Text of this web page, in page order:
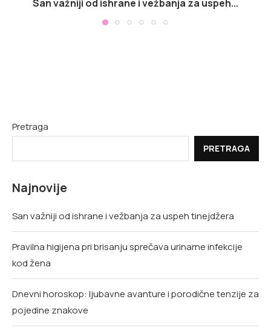
San važniji od ishrane i vežbanja za uspeh...
Pretraga
PRETRAGA
Najnovije
San važniji od ishrane i vežbanja za uspeh tinejdžera
Pravilna higijena pri brisanju sprečava urinarne infekcije
kod žena
Dnevni horoskop: ljubavne avanture i porodične tenzije za
pojedine znakove